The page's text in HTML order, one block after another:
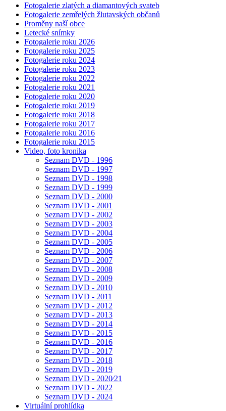
Fotogalerie zlatých a diamantových svateb
Fotogalerie zemřelých žlutavských občanů
Proměny naší obce
Letecké snímky
Fotogalerie roku 2026
Fotogalerie roku 2025
Fotogalerie roku 2024
Fotogalerie roku 2023
Fotogalerie roku 2022
Fotogalerie roku 2021
Fotogalerie roku 2020
Fotogalerie roku 2019
Fotogalerie roku 2018
Fotogalerie roku 2017
Fotogalerie roku 2016
Fotogalerie roku 2015
Video, foto kronika
Seznam DVD - 1996
Seznam DVD - 1997
Seznam DVD - 1998
Seznam DVD - 1999
Seznam DVD - 2000
Seznam DVD - 2001
Seznam DVD - 2002
Seznam DVD - 2003
Seznam DVD - 2004
Seznam DVD - 2005
Seznam DVD - 2006
Seznam DVD - 2007
Seznam DVD - 2008
Seznam DVD - 2009
Seznam DVD - 2010
Seznam DVD - 2011
Seznam DVD - 2012
Seznam DVD - 2013
Seznam DVD - 2014
Seznam DVD - 2015
Seznam DVD - 2016
Seznam DVD - 2017
Seznam DVD - 2018
Seznam DVD - 2019
Seznam DVD - 2020⁄21
Seznam DVD - 2022
Seznam DVD - 2024
Virtuální prohlídka